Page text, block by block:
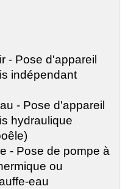
- Pose d'appareil
indépendant
- Pose d'appareil
hydraulique
- Pose de pompe à
ou
eau